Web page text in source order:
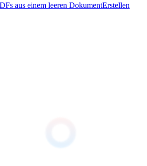
aus einem leeren DokumentErstellen